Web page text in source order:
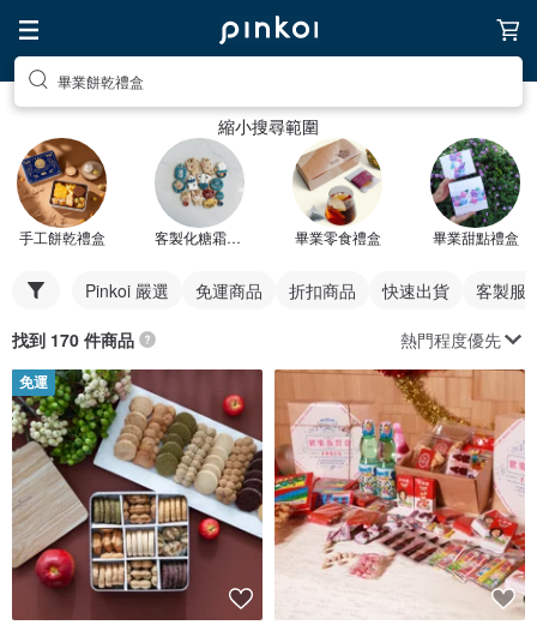
畢業餅乾禮盒
縮小搜尋範圍
手工餅乾禮盒 客製化糖霜餅乾 畢業零食禮盒 畢業甜點禮盒
Pinkoi 嚴選 免運商品 折扣商品 快速出貨 客製服
找到 170 件商品 熱門程度優先
免運